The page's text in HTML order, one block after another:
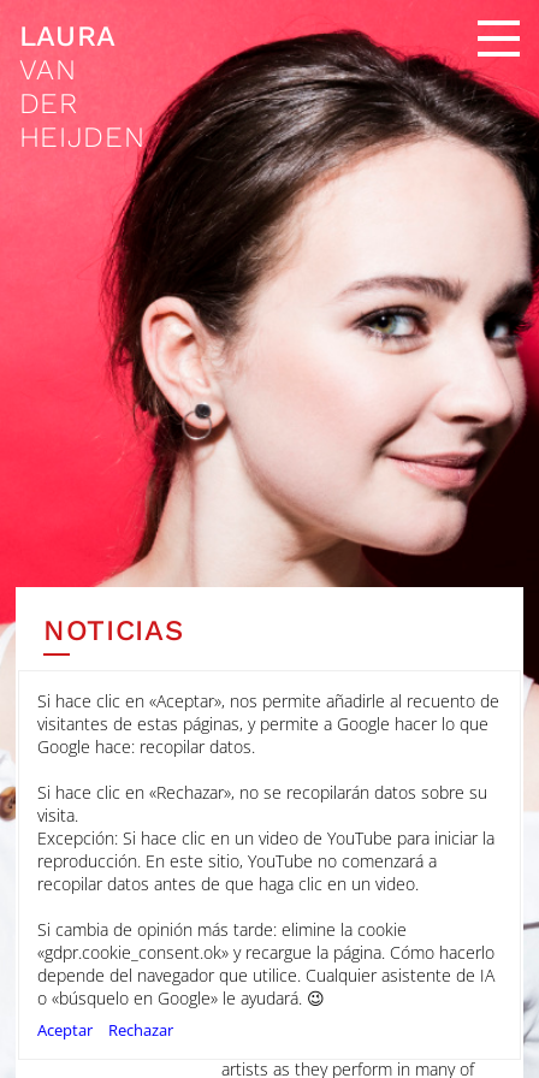
LAURA
VAN
DER
HEIJDEN
NOTICIAS
LAURA ANNOUNCED AS ONE OF THE
ECHO RISING STARS 27/28
JUN 2026
Following nominations fromThe
Glasshouse International
Concertgebouw Amsterdam
Laura has been announced as
one of six young musicians to be
selected for the ECHO Rising Star
artists as they perform in many of
Si hace clic en «Aceptar», nos permite añadirle al recuento de
visitantes de estas páginas, y permite a Google hacer lo que
Google hace: recopilar datos.
Si hace clic en «Rechazar», no se recopilarán datos sobre su
visita.
Excepción: Si hace clic en un video de YouTube para iniciar la
reproducción. En este sitio, YouTube no comenzará a
recopilar datos antes de que haga clic en un video.
Si cambia de opinión más tarde: elimine la cookie
«gdpr.cookie_consent.ok» y recargue la página. Cómo hacerlo
depende del navegador que utilice. Cualquier asistente de IA
o «búsquelo en Google» le ayudará. 😉
Aceptar Rechazar